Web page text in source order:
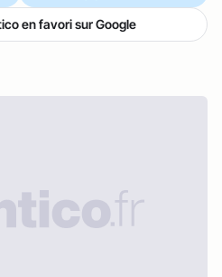
en favori sur Google